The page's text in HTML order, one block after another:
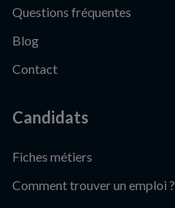
Questions fréquentes
Blog
Contact
Candidats
Fiches métiers
Comment trouver un emploi ?